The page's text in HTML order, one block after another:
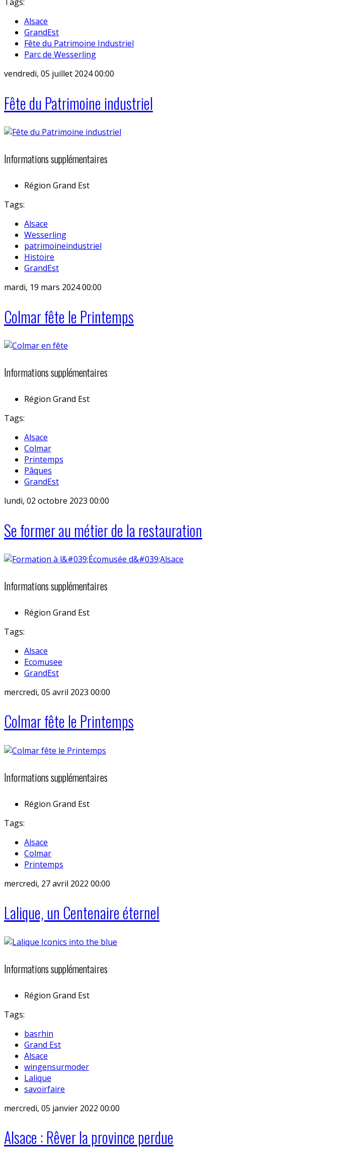
Alsace
GrandEst
Fête du Patrimoine Industriel
Parc de Wesserling
vendredi, 05 juillet 2024 00:00
Fête du Patrimoine industriel
Informations supplémentaires
Région Grand Est
Tags:
Alsace
Wesserling
patrimoineindustriel
Histoire
GrandEst
mardi, 19 mars 2024 00:00
Colmar fête le Printemps
Informations supplémentaires
Région Grand Est
Tags:
Alsace
Colmar
Printemps
Pâques
GrandEst
lundi, 02 octobre 2023 00:00
Se former au métier de la restauration
Informations supplémentaires
Région Grand Est
Tags:
Alsace
Ecomusee
GrandEst
mercredi, 05 avril 2023 00:00
Colmar fête le Printemps
Informations supplémentaires
Région Grand Est
Tags:
Alsace
Colmar
Printemps
mercredi, 27 avril 2022 00:00
Lalique, un Centenaire éternel
Informations supplémentaires
Région Grand Est
Tags:
basrhin
Grand Est
Alsace
wingensurmoder
Lalique
savoirfaire
mercredi, 05 janvier 2022 00:00
Alsace : Rêver la province perdue